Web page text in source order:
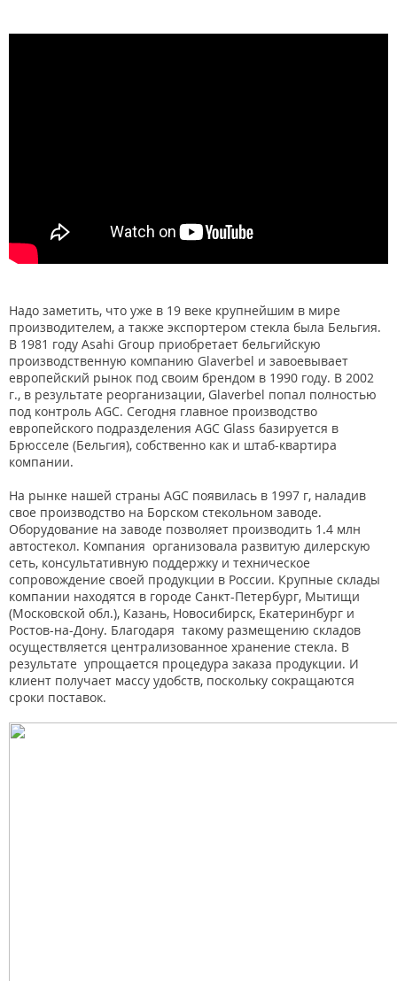
Надо заметить, что уже в 19 веке крупнейшим в мире
производителем, а также экспортером стекла была Бельгия.
В 1981 году Asahi Group приобретает бельгийскую
производственную компанию Glaverbel и завоевывает
европейский рынок под своим брендом в 1990 году. В 2002
г., в результате реорганизации, Glaverbel попал полностью
под контроль AGC. Сегодня главное производство
европейского подразделения AGC Glass базируется в
Брюсселе (Бельгия), собственно как и штаб-квартира
компании.
На рынке нашей страны AGC появилась в 1997 г, наладив
свое производство на Борском стекольном заводе.
Оборудование на заводе позволяет производить 1.4 млн
автостекол. Компания организовала развитую дилерскую
сеть, консультативную поддержку и техническое
сопровождение своей продукции в России. Крупные склады
компании находятся в городе Санкт-Петербург, Мытищи
(Московской обл.), Казань, Новосибирск, Екатеринбург и
Ростов-на-Дону. Благодаря такому размещению складов
осуществляется централизованное хранение стекла. В
результате упрощается процедура заказа продукции. И
клиент получает массу удобств, поскольку сокращаются
сроки поставок.